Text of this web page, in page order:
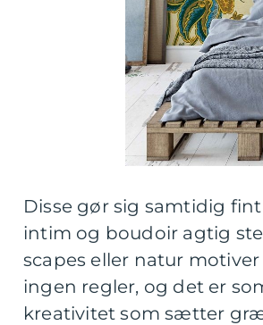
Disse gør sig samtidig
intim og boudoir agtig
scapes eller natur
ingen regler, og det er
kreativitet som sætter